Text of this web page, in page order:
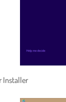
Installer